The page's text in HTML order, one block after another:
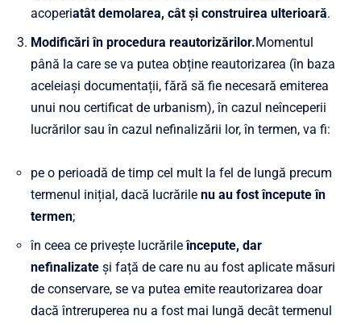
acoperiatât demolarea, cât și construirea ulterioară.
Modificări în procedura reautorizărilor.Momentul
până la care se va putea obține reautorizarea (în baza
aceleiași documentații, fără să fie necesară emiterea
unui nou certificat de urbanism), în cazul neînceperii
lucrărilor sau în cazul nefinalizării lor, în termen, va fi:
pe o perioadă de timp cel mult la fel de lungă precum
termenul inițial, dacă lucrările nu au fost începute în
termen;
în ceea ce privește lucrărileîncepute, dar
nefinalizate și față de care nu au fost aplicate măsuri
de conservare, se va putea emite reautorizarea doar
dacă întreruperea nu a fost mai lungă decât termenul